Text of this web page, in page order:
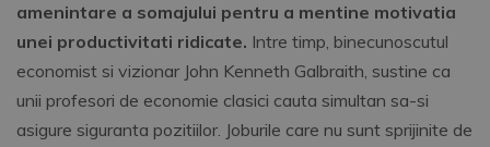
amenintare a somajului pentru a mentine motivatia
unei productivitati ridicate. Intre timp, binecunoscutul
economist si vizionar John Kenneth Galbraith, sustine ca
unii profesori de economie clasici cauta simultan sa-si
asigure siguranta pozitiilor. Joburile care nu sunt sprijinite de